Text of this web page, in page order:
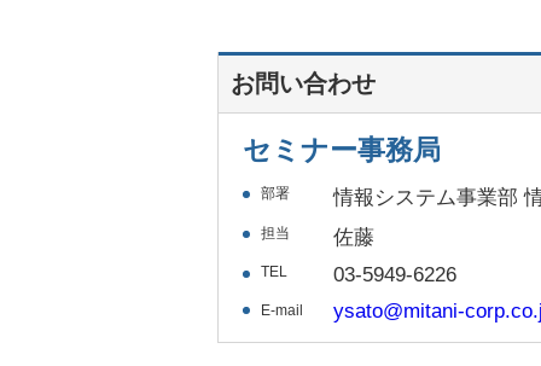
お問い合わせ
セミナー事務局
部署 情報システム事業部
担当 佐藤
TEL 03-5949-6226
E-mail ysato@mitani-